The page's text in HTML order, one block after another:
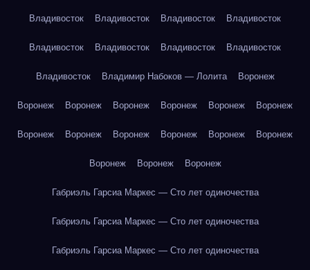
Владивосток Владивосток Владивосток Владивосток
Владивосток Владивосток Владивосток Владивосток
Владивосток Владимир Набоков — Лолита Воронеж
Воронеж Воронеж Воронеж Воронеж Воронеж Воронеж
Воронеж Воронеж Воронеж Воронеж Воронеж Воронеж
Воронеж Воронеж Воронеж
Габриэль Гарсиа Маркес — Сто лет одиночества
Габриэль Гарсиа Маркес — Сто лет одиночества
Габриэль Гарсиа Маркес — Сто лет одиночества